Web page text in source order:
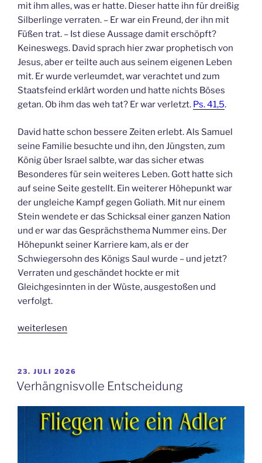
mit ihm alles, was er hatte. Dieser hatte ihn für dreißig
Silberlinge verraten. – Er war ein Freund, der ihn mit
Füßen trat. – Ist diese Aussage damit erschöpft?
Keineswegs. David sprach hier zwar prophetisch von
Jesus, aber er teilte auch aus seinem eigenen Leben
mit. Er wurde verleumdet, war verachtet und zum
Staatsfeind erklärt worden und hatte nichts Böses
getan. Ob ihm das weh tat? Er war verletzt. Ps. 41,5.
David hatte schon bessere Zeiten erlebt. Als Samuel
seine Familie besuchte und ihn, den Jüngsten, zum
König über Israel salbte, war das sicher etwas
Besonderes für sein weiteres Leben. Gott hatte sich
auf seine Seite gestellt. Ein weiterer Höhepunkt war
der ungleiche Kampf gegen Goliath. Mit nur einem
Stein wendete er das Schicksal einer ganzen Nation
und er war das Gesprächsthema Nummer eins. Der
Höhepunkt seiner Karriere kam, als er der
Schwiegersohn des Königs Saul wurde – und jetzt?
Verraten und geschändet hockte er mit
Gleichgesinnten in der Wüste, ausgestoßen und
verfolgt.
„Ja,
verletzt“
weiterlesen
VERÖFFENTLICHT
AM
23. JULI 2026
Verhängnisvolle Entscheidung